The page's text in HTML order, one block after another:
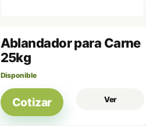
Ablandador para Carne
25kg
Disponible
Cotizar Ver